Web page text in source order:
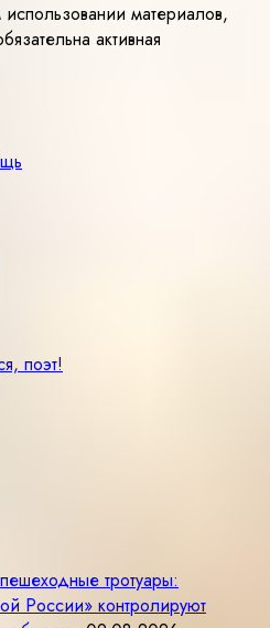
материалов,
активная
поэт!
тротуары:
России» контролируют